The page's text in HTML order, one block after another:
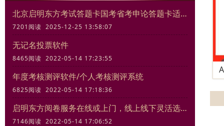
北京启明东方考试答题卡国考省考申论答题卡适合模拟考试练习
7201阅读 2025-12-25 13:58:07
无记名投票软件
8465阅读 2022-05-14 17:23:55
年度考核测评软件/个人考核测评系统
6825阅读 2022-05-14 17:18:36
启明东方阅卷服务在线或上门，线上线下灵活选择
7146阅读 2022-05-14 17:06:52